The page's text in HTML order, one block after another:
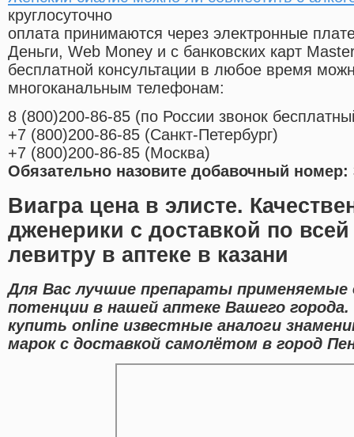
круглосуточно
оплата принимаются через электронные
Деньги, Web Money и с банковских карт
бесплатной консультации в любое время
многоканальным телефонам:
8 (800)200-86-85 (по России звонок
+7 (800)200-86-85 (Санкт-Петербург)
+7 (800)200-86-85 (Москва)
Обязательно назовите добавочный номер:
Виагра цена в элисте.
дженерики с доставкой по
левитру в аптеке в казани
Для Вас лучшие препараты применяемые
потенции в нашей аптеке Вашего
купить online известные аналоги
марок с доставкой самолётом в город